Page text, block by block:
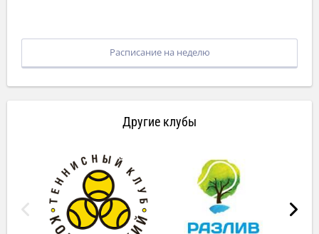
Расписание на неделю
Другие клубы